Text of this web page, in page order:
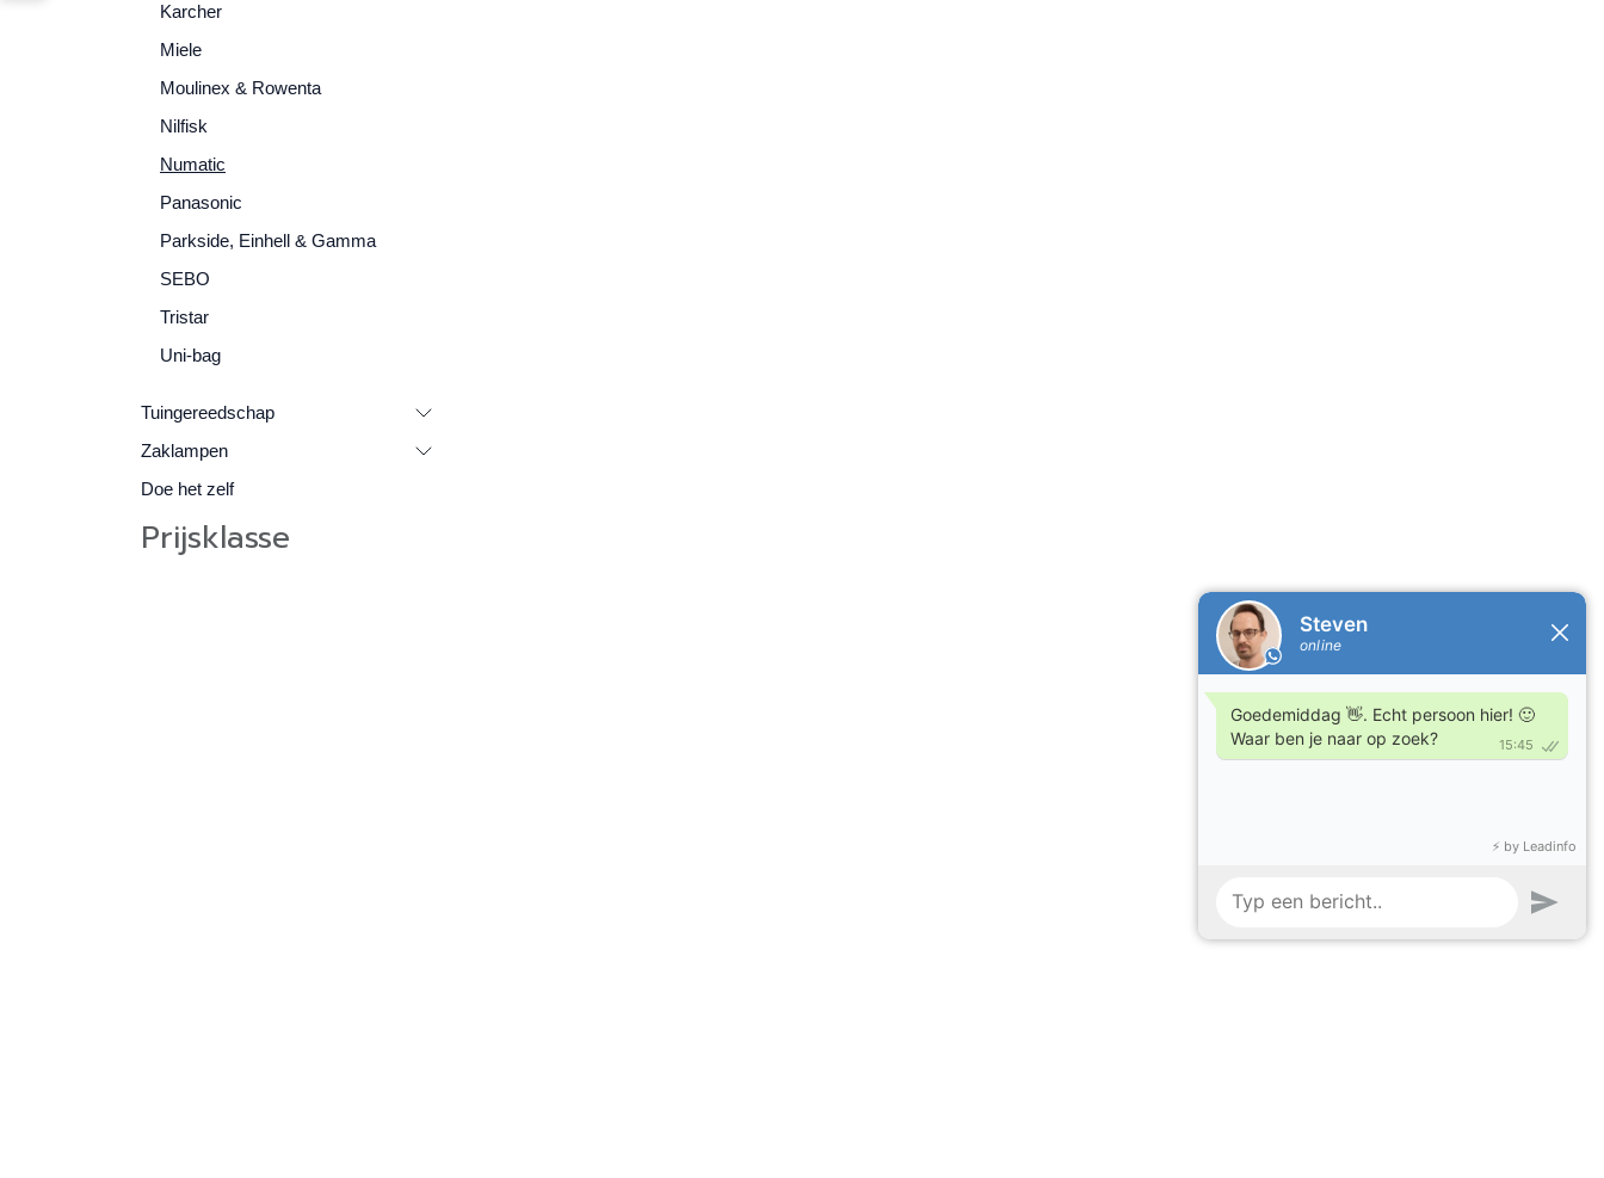
Karcher
Miele
Moulinex & Rowenta
Nilfisk
Numatic
Panasonic
Parkside, Einhell & Gamma
SEBO
Tristar
Uni-bag
Tuingereedschap
Zaklampen
Doe het zelf
Prijsklasse